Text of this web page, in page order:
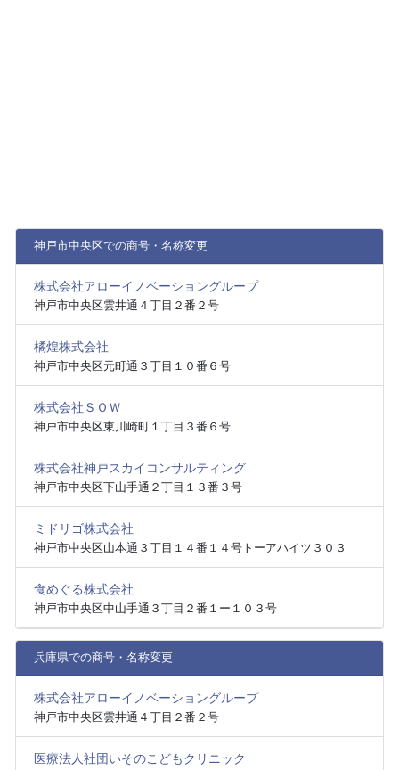
神戸市中央区での商号・名称変更
株式会社アローイノベーショングループ
神戸市中央区雲井通４丁目２番２号
橘煌株式会社
神戸市中央区元町通３丁目１０番６号
株式会社ＳＯＷ
神戸市中央区東川崎町１丁目３番６号
株式会社神戸スカイコンサルティング
神戸市中央区下山手通２丁目１３番３号
ミドリゴ株式会社
神戸市中央区山本通３丁目１４番１４号トーアハイツ３０３
食めぐる株式会社
神戸市中央区中山手通３丁目２番１ー１０３号
兵庫県での商号・名称変更
株式会社アローイノベーショングループ
神戸市中央区雲井通４丁目２番２号
医療法人社団いそのこどもクリニック